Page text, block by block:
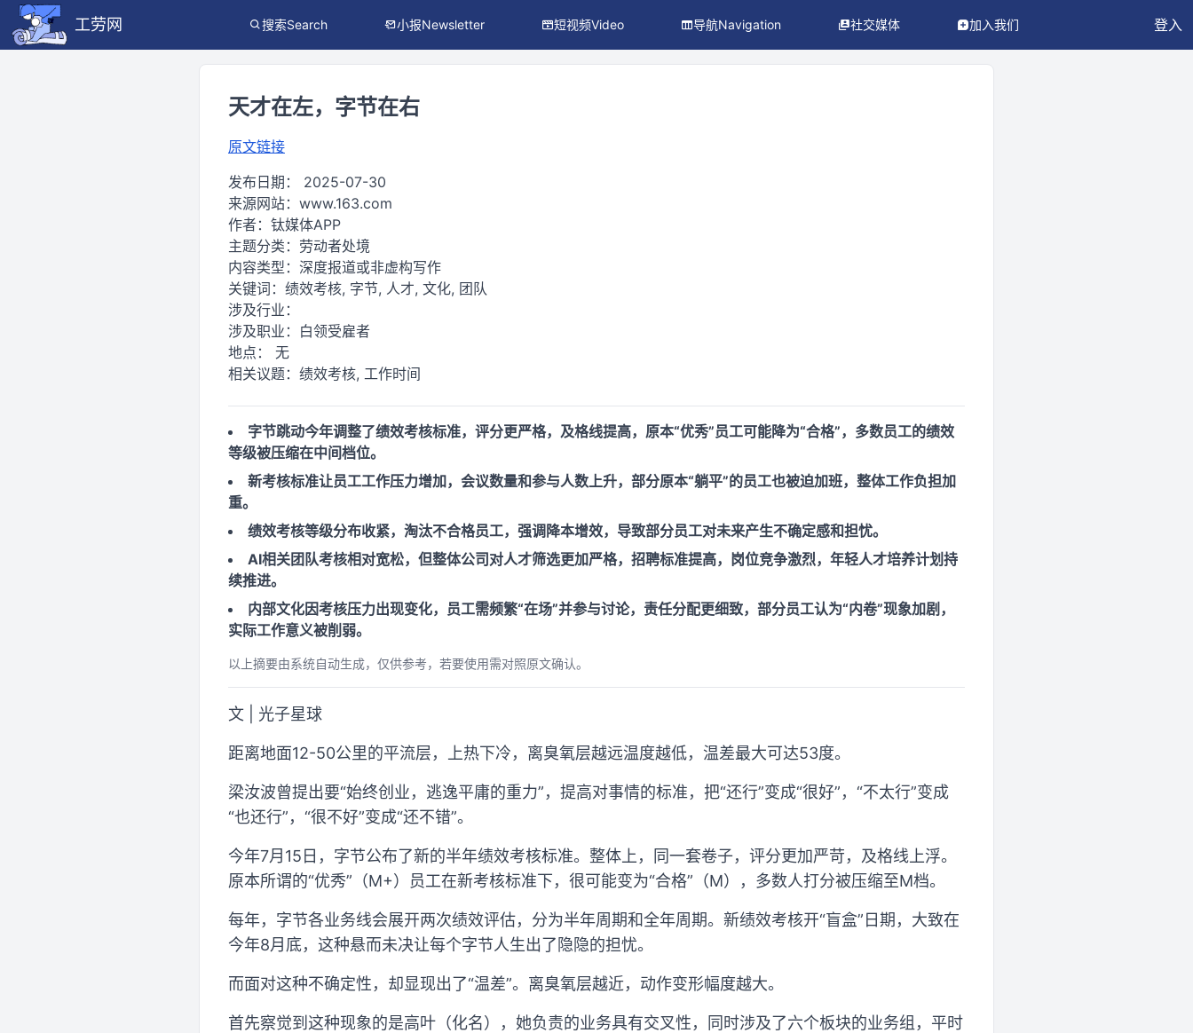
工劳网 搜索Search 小报Newsletter 短视频Video 导航Navigation 社交媒体 加入我们 登入
天才在左，字节在右
原文链接
发布日期： 2025-07-30
来源网站： www.163.com
作者： 钛媒体APP
主题分类： 劳动者处境
内容类型： 深度报道或非虚构写作
关键词： 绩效考核, 字节, 人才, 文化, 团队
涉及行业：
涉及职业： 白领受雇者
地点： 无
相关议题： 绩效考核, 工作时间
字节跳动今年调整了绩效考核标准，评分更严格，及格线提高，原本“优秀”员工可能降为“合格”，多数员工的绩效
等级被压缩在中间档位。
新考核标准让员工工作压力增加，会议数量和参与人数上升，部分原本“躺平”的员工也被迫加班，整体工作负担加
重。
绩效考核等级分布收紧，淘汰不合格员工，强调降本增效，导致部分员工对未来产生不确定感和担忧。
AI相关团队考核相对宽松，但整体公司对人才筛选更加严格，招聘标准提高，岗位竞争激烈，年轻人才培养计划持
续推进。
内部文化因考核压力出现变化，员工需频繁“在场”并参与讨论，责任分配更细致，部分员工认为“内卷”现象加剧，
实际工作意义被削弱。
以上摘要由系统自动生成，仅供参考，若要使用需对照原文确认。
文 | 光子星球
距离地面12-50公里的平流层，上热下冷，离臭氧层越远温度越低，温差最大可达53度。
梁汝波曾提出要“始终创业，逃逸平庸的重力”，提高对事情的标准，把“还行”变成“很好”，“不太行”变成
“也还行”，“很不好”变成“还不错”。
今年7月15日，字节公布了新的半年绩效考核标准。整体上，同一套卷子，评分更加严苛，及格线上浮。
原本所谓的“优秀”（M+）员工在新考核标准下，很可能变为“合格”（M），多数人打分被压缩至M档。
每年，字节各业务线会展开两次绩效评估，分为半年周期和全年周期。新绩效考核开“盲盒”日期，大致在
今年8月底，这种悬而未决让每个字节人生出了隐隐的担忧。
而面对这种不确定性，却显现出了“温差”。离臭氧层越近，动作变形幅度越大。
首先察觉到这种现象的是高叶（化名），她负责的业务具有交叉性，同时涉及了六个板块的业务组，平时